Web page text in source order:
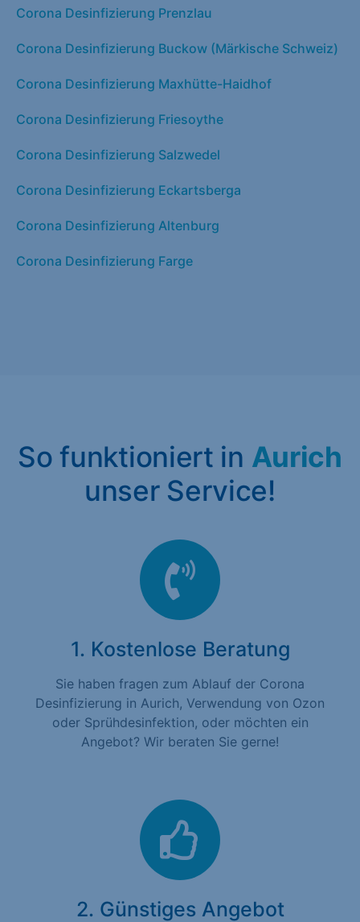
Corona Desinfizierung Prenzlau
Corona Desinfizierung Buckow (Märkische Schweiz)
Corona Desinfizierung Maxhütte-Haidhof
Corona Desinfizierung Friesoythe
Corona Desinfizierung Salzwedel
Corona Desinfizierung Eckartsberga
Corona Desinfizierung Altenburg
Corona Desinfizierung Farge
So funktioniert in Aurich
unser Service!
1. Kostenlose Beratung
Sie haben fragen zum Ablauf der Corona
Desinfizierung in Aurich, Verwendung von Ozon
oder Sprühdesinfektion, oder möchten ein
Angebot? Wir beraten Sie gerne!
2. Günstiges Angebot